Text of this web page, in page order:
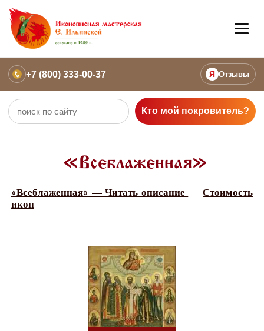
+7 (800) 333-00-37 Я Отзывы
Кто мой покровитель?
«Всеблаженная»
«Всеблаженная» — Читать описание
Стоимость
икон